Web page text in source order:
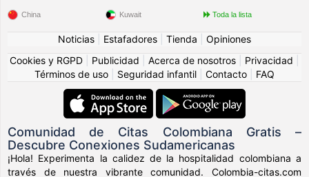
China Kuwait Toda la lista
Noticias Estafadores Tienda
Opiniones
Cookies y RGPD
Publicidad Acerca de nosotros Privacidad
Términos de uso
Seguridad infantil Contacto FAQ
Comunidad de Citas Colombiana Gratis –
Descubre Conexiones Sudamericanas
¡Hola! Experimenta la calidez de la hospitalidad colombiana a
través de nuestra vibrante comunidad. Colombia-citas.com